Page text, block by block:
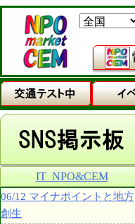
IT_NPO&CEM
06/12 マイナポイントと地方
創生